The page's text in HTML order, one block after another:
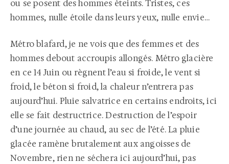
ou se posent des hommes éteints. Tristes, ces
hommes, nulle étoile dans leurs yeux, nulle envie…
Métro blafard, je ne vois que des femmes et des
hommes debout accroupis allongés. Métro glacière
en ce 14 Juin ou règnent l’eau si froide, le vent si
froid, le béton si froid, la chaleur n’entrera pas
aujourd’hui. Pluie salvatrice en certains endroits, ici
elle se fait destructrice. Destruction de l’espoir
d’une journée au chaud, au sec de l’été. La pluie
glacée ramène brutalement aux angoisses de
Novembre, rien ne séchera ici aujourd’hui, pas